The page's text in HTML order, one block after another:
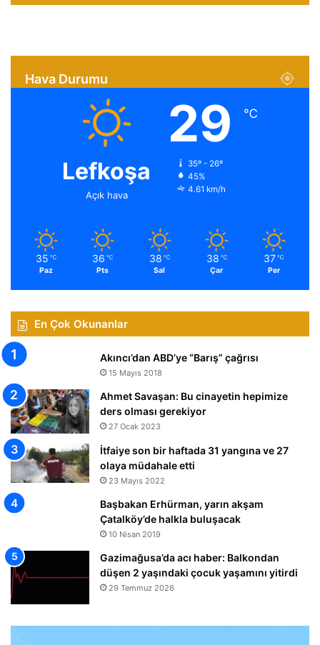
Hava Durumu
Lefkoşa
Açık hava
29 ℃
35º - 26º
45%
4.61 km/h
35 ℃
Paz
36 ℃
Pts
38 ℃
Sal
38 ℃
Çar
37 ℃
Per
En Çok Okunanlar
Akıncı’dan ABD’ye “Barış” çağrısı
15 Mayıs 2018
Ahmet Savaşan: Bu cinayetin hepimize
ders olması gerekiyor
27 Ocak 2023
İtfaiye son bir haftada 31 yangına ve 27
olaya müdahale etti
23 Mayıs 2022
Başbakan Erhürman, yarın akşam
Çatalköy’de halkla buluşacak
10 Nisan 2019
Gazimağusa’da acı haber: Balkondan
düşen 2 yaşındaki çocuk yaşamını yitirdi
29 Temmuz 2026